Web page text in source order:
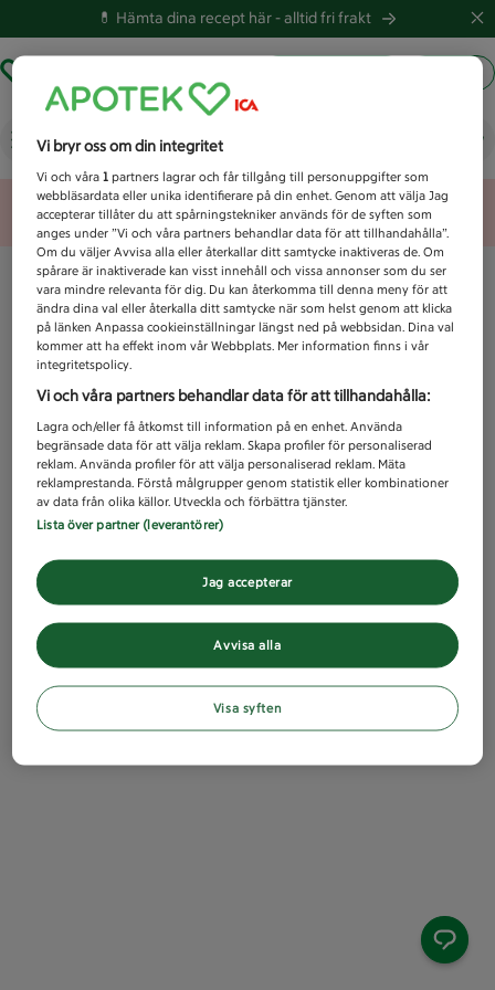
💊 Hämta dina recept här -alltid fri frakt
Vad letar du efter idag?
Unknown error
Vi bryr oss om din integritet
Vi och våra1 partners lagrar och får tillgång till personuppgifter som
webbläsardata eller unika identifierare på din enhet. Genom att välja Jag
accepterar tillåter du att spårningstekniker används för de syften som
anges under ”Vi och våra partners behandlar data för att tillhandahålla”.
Om du väljer Avvisa alla eller återkallar ditt samtycke inaktiveras de. Om
spårare är inaktiverade kan visst innehåll och vissa annonser som du ser
vara mindre relevanta för dig. Du kan återkomma till denna meny för att
ändra dina val eller återkalla ditt samtycke när som helst genom att klicka
på länken Anpassa cookieinställningar längst ned på webbsidan. Dina val
kommer att ha effekt inom vår Webbplats. Mer information finns i vår
integritetspolicy.
Vi och våra partners behandlar data för att tillhandahålla:
Lagra och/eller få åtkomst till information på en enhet. Använda
begränsade data för att välja reklam. Skapa profiler för personaliserad
reklam. Använda profiler för att välja personaliserad reklam. Mäta
reklamprestanda. Förstå målgrupper genom statistik eller kombinationer
av data från olika källor. Utveckla och förbättra tjänster.
Lista över partner (leverantörer)
Avvisa alla
Jag accepterar
Visa syften